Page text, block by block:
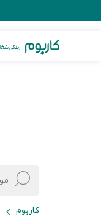
کاربوم